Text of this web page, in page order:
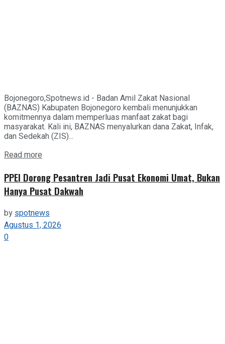
Bojonegoro,Spotnews.id - Badan Amil Zakat Nasional
(BAZNAS) Kabupaten Bojonegoro kembali menunjukkan
komitmennya dalam memperluas manfaat zakat bagi
masyarakat. Kali ini, BAZNAS menyalurkan dana Zakat, Infak,
dan Sedekah (ZIS)...
Read more
PPEI Dorong Pesantren Jadi Pusat Ekonomi Umat, Bukan
Hanya Pusat Dakwah
by spotnews
Agustus 1, 2026
0